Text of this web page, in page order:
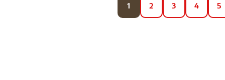
1 2 3 4 5